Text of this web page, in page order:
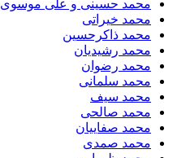
محمد حسینی و علی موسوی
محمد خیراتی
محمد ذاکرحسین
محمد رشیدیان
محمد رضوان
محمد سلمانی
محمد سیف
محمد صالحی
محمد صفاییان
محمد صمدی